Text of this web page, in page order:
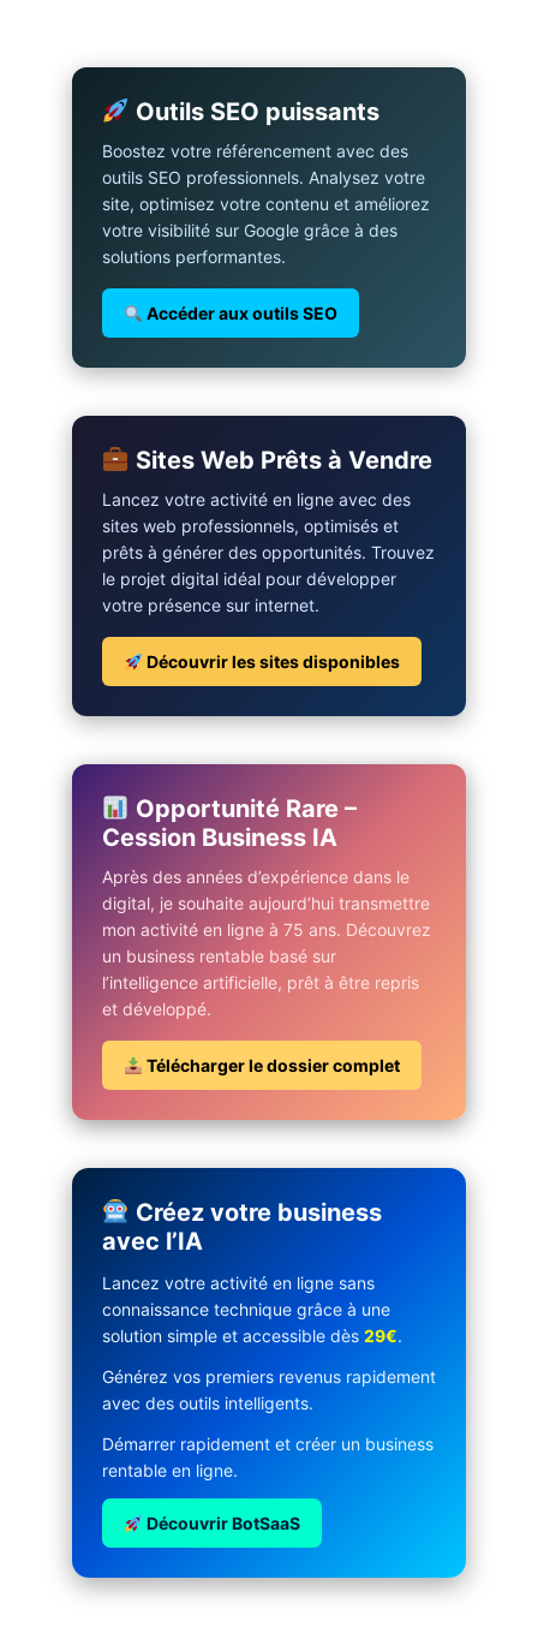
Outils SEO puissants
Boostez votre référencement avec des
outils SEO professionnels. Analysez votre
site, optimisez votre contenu et améliorez
votre visibilité sur Google grâce à des
solutions performantes.
Accéder aux outils SEO
Sites Web Prêts à Vendre
Lancez votre activité en ligne avec des
sites web professionnels, optimisés et
prêts à générer des opportunités. Trouvez
le projet digital idéal pour développer
votre présence sur internet.
Découvrir les sites disponibles
Opportunité Rare –
Cession Business IA
Après des années d’expérience dans le
digital, je souhaite aujourd’hui transmettre
mon activité en ligne à 75 ans. Découvrez
un business rentable basé sur
l’intelligence artificielle, prêt à être repris
et développé.
Télécharger le dossier complet
Créez votre business
avec l’IA
Lancez votre activité en ligne sans
connaissance technique grâce à une
solution simple et accessible dès 29€.
Générez vos premiers revenus rapidement
avec des outils intelligents.
Démarrer rapidement et créer un business
rentable en ligne.
Découvrir BotSaaS